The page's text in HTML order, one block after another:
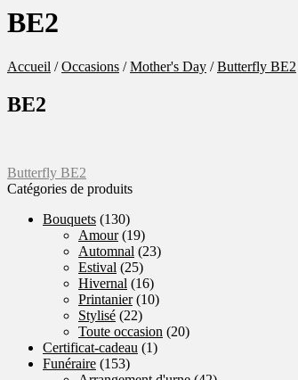
BE2
Accueil /Occasions /Mother's Day /Butterfly BE2
BE2
Navigation
de
l'article
Article
précédent :
Butterfly BE2
Catégories de produits
Bouquets (130)
Amour (19)
Automnal (23)
Estival (25)
Hivernal (16)
Printanier (10)
Stylisé (22)
Toute occasion (20)
Certificat-cadeau (1)
Funéraire (153)